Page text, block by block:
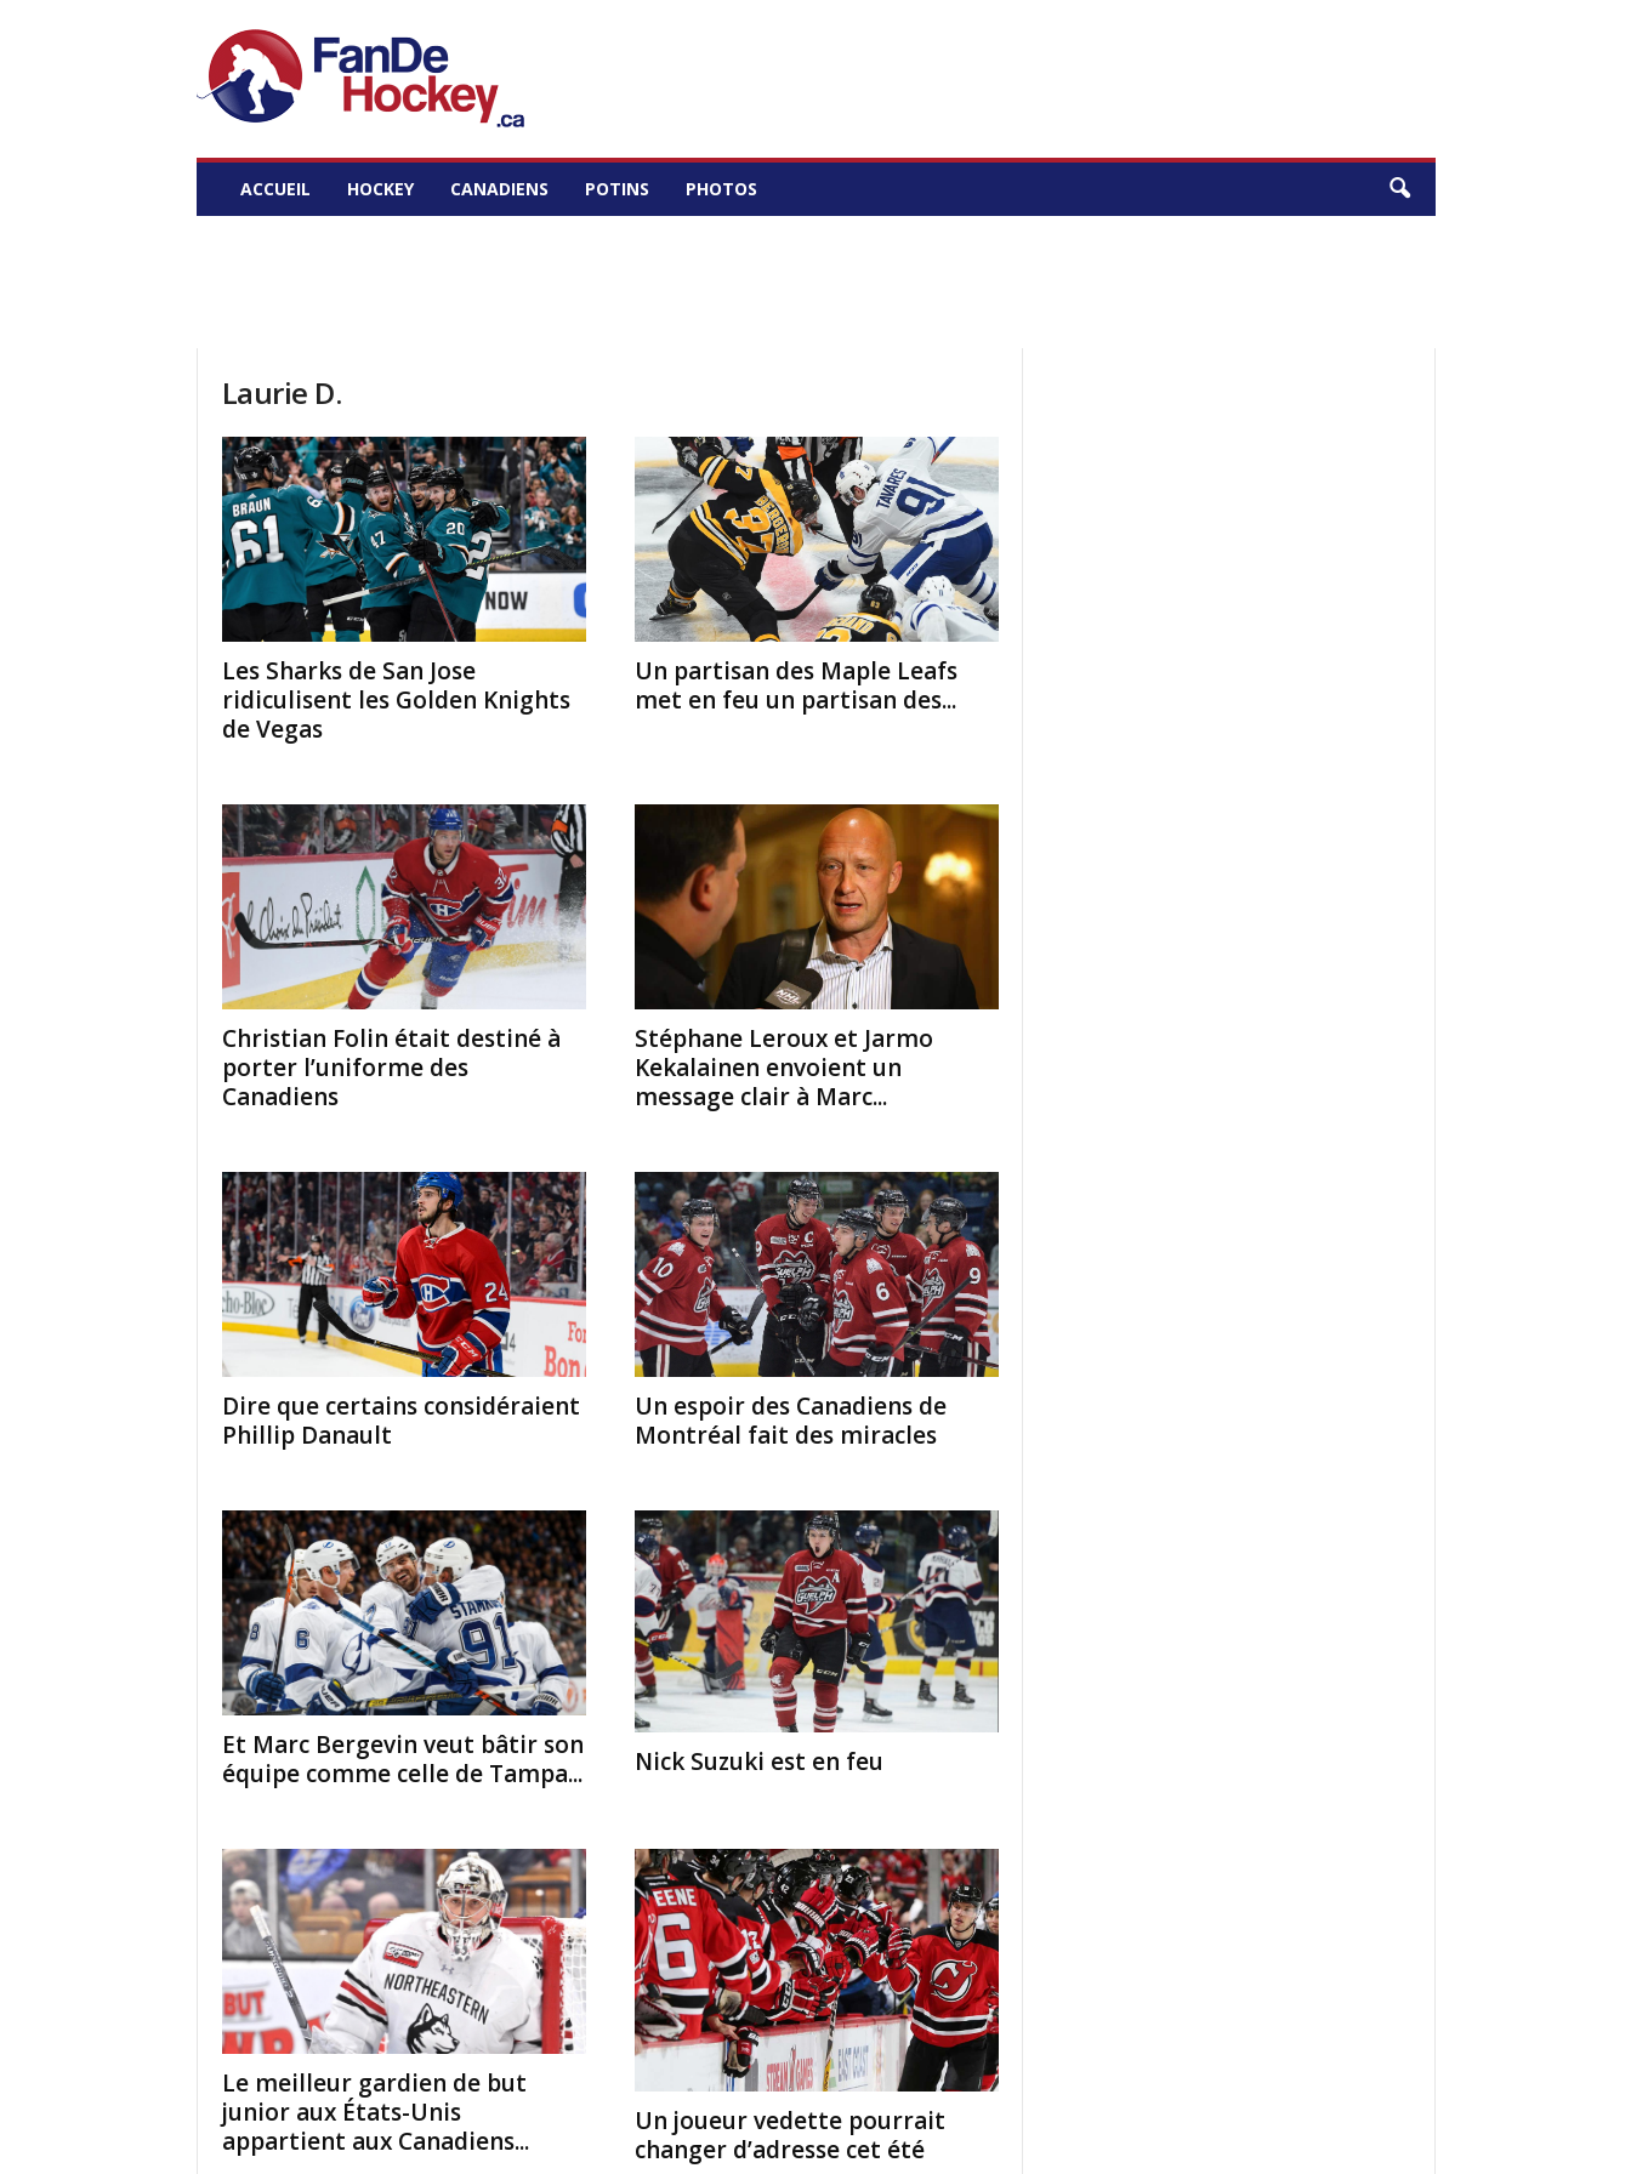
Hockey
ACCUEIL HOCKEY CANADIENS POTINS PHOTOS
Laurie D.
Les Sharks de San Jose
ridiculisent les Golden Knights
de Vegas
Un partisan des Maple Leafs
met en feu un partisan des...
Christian Folin était destiné à
porter l’uniforme des
Canadiens
Stéphane Leroux et Jarmo
Kekalainen envoient un
message clair à Marc...
Dire que certains considéraient
Phillip Danault
Un espoir des Canadiens de
Montréal fait des miracles
Et Marc Bergevin veut bâtir son
équipe comme celle de Tampa...
Nick Suzuki est en feu
Le meilleur gardien de but
junior aux États-Unis
appartient aux Canadiens...
Un joueur vedette pourrait
changer d’adresse cet été